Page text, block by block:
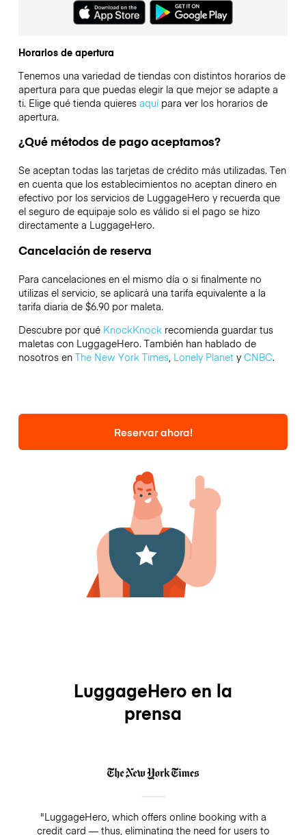
Horarios de apertura
Tenemos una variedad de tiendas con distintos horarios de
apertura para que puedas elegir la que mejor se adapte a
ti. Elige qué tienda quieres aquípara ver los horarios de
apertura.
¿Qué métodos de pago aceptamos?
Se aceptan todas las tarjetas de crédito más utilizadas. Ten
en cuenta que los establecimientos no aceptan dinero en
efectivo por los servicios de LuggageHero y recuerda que
el seguro de equipaje solo es válido si el pago se hizo
directamente a LuggageHero.
Cancelación de reserva
Para cancelaciones en el mismo día o si finalmente no
utilizas el servicio, se aplicará una tarifa equivalente a la
tarifa diaria de $6.90 por maleta.
Descubre por qué KnockKnockrecomienda guardar tus
maletas con LuggageHero. También han hablado de
nosotros en The New York Times, Lonely Planety CNBC.
Reservar ahora!
LuggageHero en la
prensa
"LuggageHero, which offers online booking with a
credit card — thus, eliminating the need for users to